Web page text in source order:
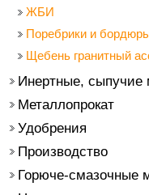
ЖБИ
Поребрики и
Щебень гранитный
Инертные, сыпучие
Металлопрокат
Удобрения
Производство
Горюче-смазочные